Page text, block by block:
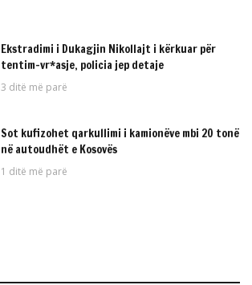
Ekstradimi i Dukagjin Nikollajt i kërkuar për
tentim-vr*asje, policia jep detaje
3 ditë më parë
Sot kufizohet qarkullimi i kamionëve mbi 20 tonë
në autoudhët e Kosovës
1 ditë më parë